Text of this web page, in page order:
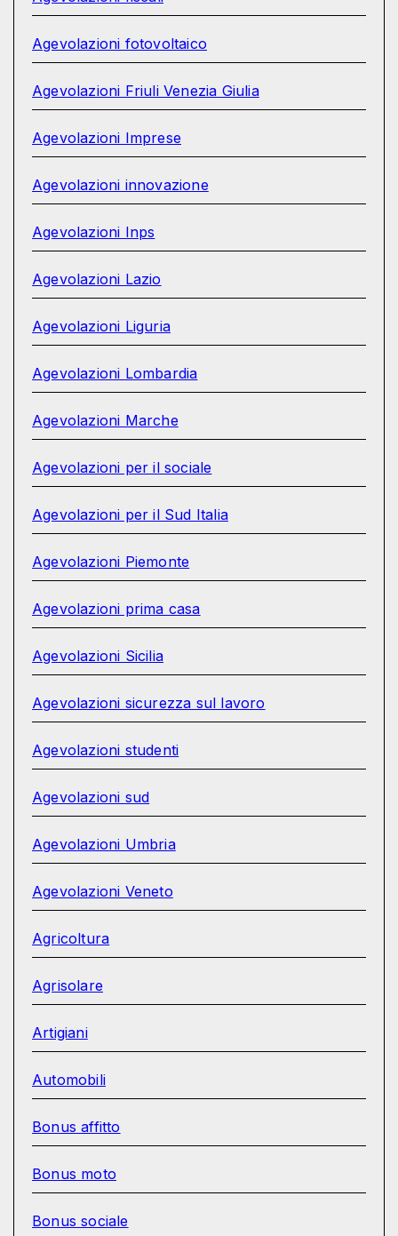
Agevolazioni fotovoltaico
Agevolazioni Friuli Venezia Giulia
Agevolazioni Imprese
Agevolazioni innovazione
Agevolazioni Inps
Agevolazioni Lazio
Agevolazioni Liguria
Agevolazioni Lombardia
Agevolazioni Marche
Agevolazioni per il sociale
Agevolazioni per il Sud Italia
Agevolazioni Piemonte
Agevolazioni prima casa
Agevolazioni Sicilia
Agevolazioni sicurezza sul lavoro
Agevolazioni studenti
Agevolazioni sud
Agevolazioni Umbria
Agevolazioni Veneto
Agricoltura
Agrisolare
Artigiani
Automobili
Bonus affitto
Bonus moto
Bonus sociale